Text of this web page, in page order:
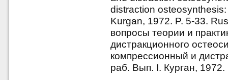
distraction
Kurgan, 1972. P. 5-33.
вопросы теории и
дистракционного
компрессионный и
раб. Вып. I. Курган,